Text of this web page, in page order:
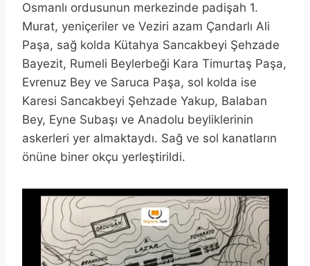
Osmanlı ordusunun merkezinde padişah 1.
Murat, yeniçeriler ve Veziri azam Çandarlı Ali
Paşa, sağ kolda Kütahya Sancakbeyi Şehzade
Bayezit, Rumeli Beylerbeği Kara Timurtaş Paşa,
Evrenuz Bey ve Saruca Paşa, sol kolda ise
Karesi Sancakbeyi Şehzade Yakup, Balaban
Bey, Eyne Subaşı ve Anadolu beyliklerinin
askerleri yer almaktaydı. Sağ ve sol kanatların
önüne biner okçu yerleştirildi.